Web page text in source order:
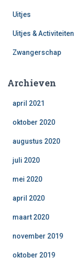
Uitjes
Uitjes & Activiteiten
Zwangerschap
Archieven
april 2021
oktober 2020
augustus 2020
juli 2020
mei 2020
april 2020
maart 2020
november 2019
oktober 2019